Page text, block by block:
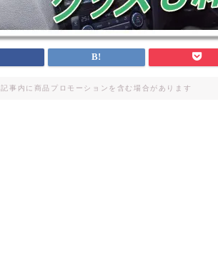
記事内に商品プロモーションを含む場合があります